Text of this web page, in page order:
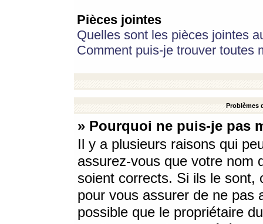
Pièces jointes
Quelles sont les pièces jointes
Comment puis-je trouver toutes
Problèmes
» Pourquoi ne puis-je pas
Il y a plusieurs raisons qui
assurez-vous que votre nom
soient corrects. Si ils le sont,
pour vous assurer de ne pas
possible que le propriétaire